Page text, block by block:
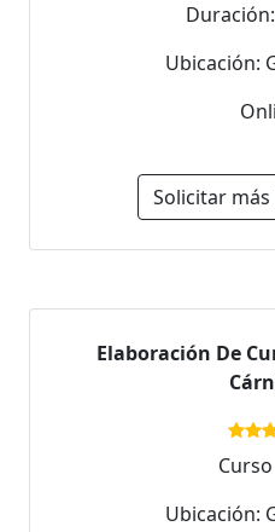
Ubicación:
Solicitar
Elaboración De
Ubicación: